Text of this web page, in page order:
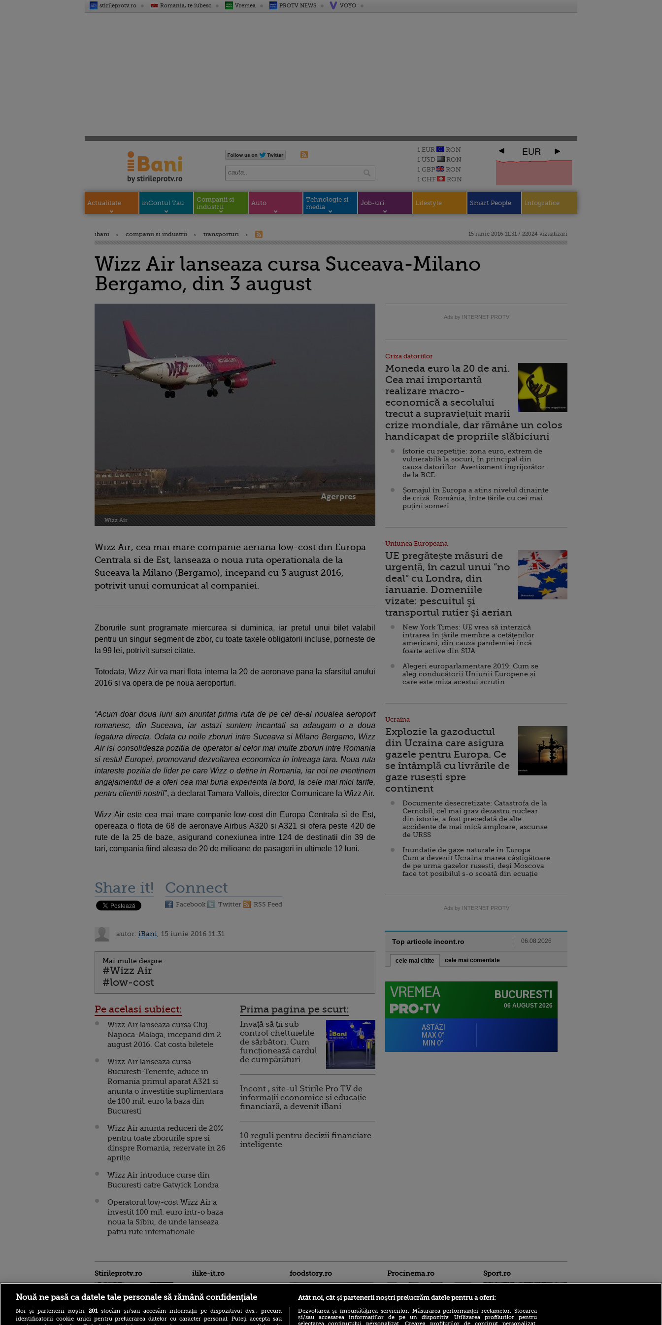
stirileprotv.ro Romania, te iubesc Vremea PROTV NEWS VOYO
1 EUR
RON
1 USD
RON
1 GBP
RON
1 CHF
RON
EUR
Actualitate inContul Tau
Companii si
industrii
Auto
Tehnologie si
media
Job-uri Lifestyle Smart People Infografice
ibani companii si industrii transporturi 15 iunie 2016 11:31 / 22024 vizualizari
Wizz Air lanseaza cursa Suceava-Milano
Bergamo, din 3 august
Wizz Air
Wizz Air, cea mai mare companie aeriana low-cost din Europa
Centrala si de Est, lanseaza o noua ruta operationala de la
Suceava la Milano (Bergamo), incepand cu 3 august 2016,
potrivit unui comunicat al companiei.
Zborurile sunt programate miercurea si duminica, iar pretul unui bilet valabil
pentru un singur segment de zbor, cu toate taxele obligatorii incluse, porneste de
la 99 lei, potrivit sursei citate.
Totodata, Wizz Air va mari flota interna la 20 de aeronave pana la sfarsitul anului
2016 si va opera de pe noua aeroporturi.
“Acum doar doua luni am anuntat prima ruta de pe cel de-al noualea aeroport
romanesc, din Suceava, iar astazi suntem incantati sa adaugam o a doua
legatura directa. Odata cu noile zboruri intre Suceava si Milano Bergamo, Wizz
Air isi consolideaza pozitia de operator al celor mai multe zboruri intre Romania
si restul Europei, promovand dezvoltarea economica in intreaga tara. Noua ruta
intareste pozitia de lider pe care Wizz o detine in Romania, iar noi ne mentinem
angajamentul de a oferi cea mai buna experienta la bord, la cele mai mici tarife,
pentru clientii nostril”, a declarat Tamara Vallois, director Comunicare la Wizz Air.
Wizz Air este cea mai mare companie low-cost din Europa Centrala si de Est,
opereaza o flota de 68 de aeronave Airbus A320 si A321 si ofera peste 420 de
rute de la 25 de baze, asigurand conexiunea intre 124 de destinatii din 39 de
tari, compania fiind aleasa de 20 de milioane de pasageri in ultimele 12 luni.
Share it! Connect
Facebook Twitter RSS Feed
autor: iBani , 15 iunie 2016 11:31
Mai multe despre:
#Wizz Air
#low-cost
Pe acelasi subiect:
Wizz Air lanseaza cursa Cluj-
Napoca-Malaga, incepand din 2
august 2016. Cat costa biletele
Wizz Air lanseaza cursa
Bucuresti-Tenerife, aduce in
Romania primul aparat A321 si
anunta o investitie suplimentara
de 100 mil. euro la baza din
Bucuresti
Wizz Air anunta reduceri de 20%
pentru toate zborurile spre si
dinspre Romania, rezervate in 26
aprilie
Wizz Air introduce curse din
Bucuresti catre Gatwick Londra
Operatorul low-cost Wizz Air a
investit 100 mil. euro intr-o baza
noua la Sibiu, de unde lanseaza
patru rute internationale
Prima pagina pe scurt:
Invață să ții sub
control cheltuielile
de sărbători. Cum
funcționează cardul
de cumpărături
Incont , site-ul Știrile Pro TV de
informații economice și educație
financiară, a devenit iBani
10 reguli pentru decizii financiare
inteligente
Ads by INTERNET PROTV
Criza datoriilor
Moneda euro la 20 de ani.
Cea mai importantă
realizare macro-
economică a secolului
trecut a supraviețuit marii
crize mondiale, dar rămâne un colos
handicapat de propriile slăbiciuni
Istorie cu repetiție: zona euro, extrem de
vulnerabilă la șocuri, în principal din
cauza datoriilor. Avertisment îngrijorător
de la BCE
Șomajul în Europa a atins nivelul dinainte
de criză. România, între țările cu cei mai
puțini șomeri
Uniunea Europeana
UE pregătește măsuri de
urgență, în cazul unui ”no
deal” cu Londra, din
ianuarie. Domeniile
vizate: pescuitul şi
transportul rutier şi aerian
New York Times: UE vrea să interzică
intrarea în țările membre a cetăţenilor
americani, din cauza pandemiei încă
foarte active din SUA
Alegeri europarlamentare 2019: Cum se
aleg conducătorii Uniunii Europene și
care este miza acestui scrutin
Ucraina
Explozie la gazoductul
din Ucraina care asigura
gazele pentru Europa. Ce
se întâmplă cu livrările de
gaze rusești spre
continent
Documente desecretizate: Catastrofa de la
Cernobîl, cel mai grav dezastru nuclear
din istorie, a fost precedată de alte
accidente de mai mică amploare, ascunse
de URSS
Inundație de gaze naturale în Europa.
Cum a devenit Ucraina marea câștigătoare
de pe urma gazelor rusești, deși Moscova
face tot posibilul s-o scoată din ecuație
Ads by INTERNET PROTV
Top articole incont.ro 06.08.2026
cele mai citite cele mai comentate
Stirileprotv.ro ilike-it.ro foodstory.ro Procinema.ro Sport.ro
Nouă ne pasă ca datele tale personale să rămână confidențiale
Noi și partenerii noștri 201stocăm și/sau accesăm informații pe dispozitivul dvs., precum
identificatorii cookie unici pentru prelucrarea datelor cu caracter personal. Puteți accepta sau
Atât noi, cât și partenerii noștri prelucrăm datele pentru a oferi:
Dezvoltarea și îmbunătățirea serviciilor. Măsurarea performanței reclamelor. Stocarea
și/sau accesarea informațiilor de pe un dispozitiv. Utilizarea profilurilor pentru